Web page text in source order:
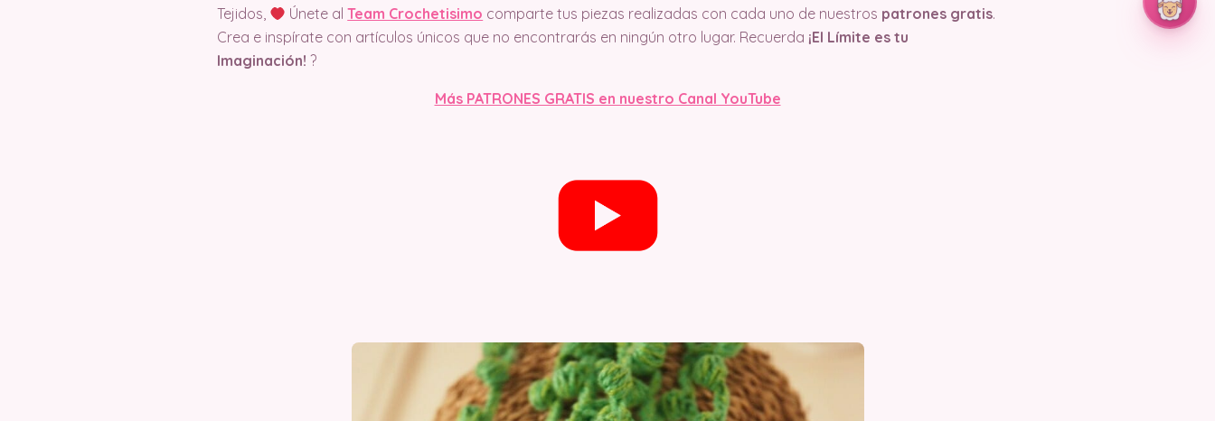
Tejidos,
Únete alTeam Crochetisimo comparte tus piezas realizadas con cada uno de nuestros patrones gratis.
Crea e inspírate con artículos únicos que no encontrarás en ningún otro lugar. Recuerda ¡El Límite es tu
Imaginación! ?
Más PATRONES GRATIS en nuestro Canal YouTube